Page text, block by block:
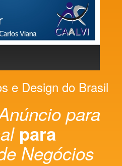
e Design do Brasil
para
para
Negócios